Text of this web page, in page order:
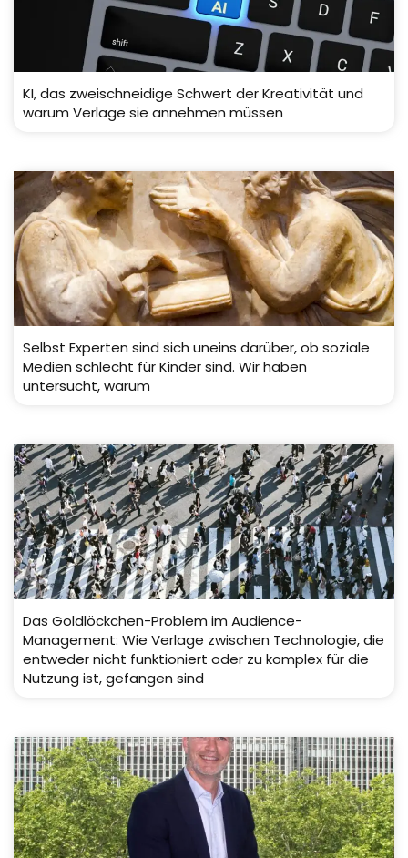
KI, das zweischneidige Schwert der Kreativität und
warum Verlage sie annehmen müssen
Selbst Experten sind sich uneins darüber, ob soziale
Medien schlecht für Kinder sind. Wir haben
untersucht, warum
Das Goldlöckchen-Problem im Audience-
Management: Wie Verlage zwischen Technologie, die
entweder nicht funktioniert oder zu komplex für die
Nutzung ist, gefangen sind